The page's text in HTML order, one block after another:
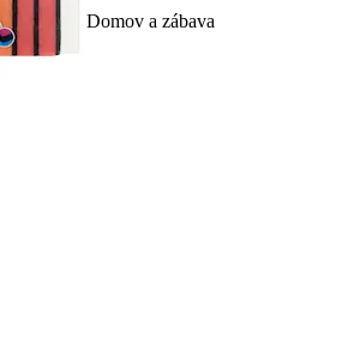
Domov a zábava